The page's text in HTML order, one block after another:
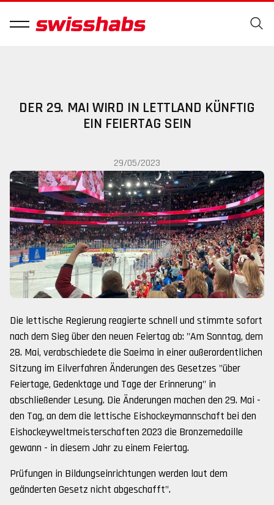
DER 29. MAI WIRD IN LETTLAND KÜNFTIG
EIN FEIERTAG SEIN
29/05/2023
Die lettische Regierung reagierte schnell und stimmte sofort
nach dem Sieg über den neuen Feiertag ab: "Am Sonntag, dem
28. Mai, verabschiedete die Saeima in einer außerordentlichen
Sitzung im Eilverfahren Änderungen des Gesetzes "über
Feiertage, Gedenktage und Tage der Erinnerung" in
abschließender Lesung. Die Änderungen machen den 29. Mai -
den Tag, an dem die lettische Eishockeymannschaft bei den
Eishockeyweltmeisterschaften 2023 die Bronzemedaille
gewann - in diesem Jahr zu einem Feiertag.
Prüfungen in Bildungseinrichtungen werden laut dem
geänderten Gesetz nicht abgeschafft".